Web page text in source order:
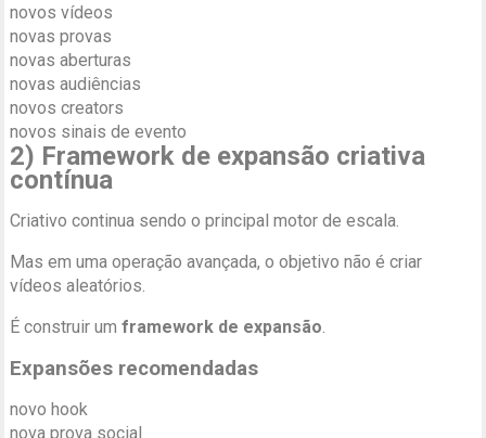
novos vídeos
novas provas
novas aberturas
novas audiências
novos creators
novos sinais de evento
2) Framework de expansão criativa
contínua
Criativo continua sendo o principal motor de escala.
Mas em uma operação avançada, o objetivo não é criar
vídeos aleatórios.
É construir umframework de expansão.
Expansões recomendadas
novo hook
nova prova social